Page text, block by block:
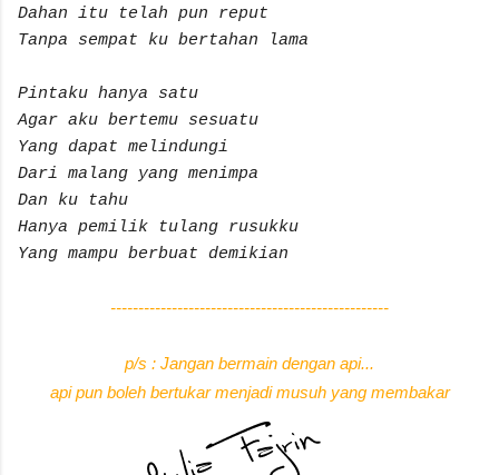
Dahan itu telah pun reput
Tanpa sempat ku bertahan lama
Pintaku hanya satu
Agar aku bertemu sesuatu
Yang dapat melindungi
Dari malang yang menimpa
Dan ku tahu
Hanya pemilik tulang rusukku
Yang mampu berbuat demikian
--------------------------------------------------
p/s : Jangan bermain dengan api...
api pun boleh bertukar menjadi musuh yang membakar